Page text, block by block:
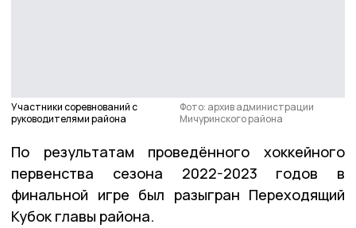
Участники соревнований с
руководителями района
Фото: архив администрации
Мичуринского района
По результатам проведённого хоккейного
первенства сезона 2022-2023 годов в
финальной игре был разыгран Переходящий
Кубок главы района.